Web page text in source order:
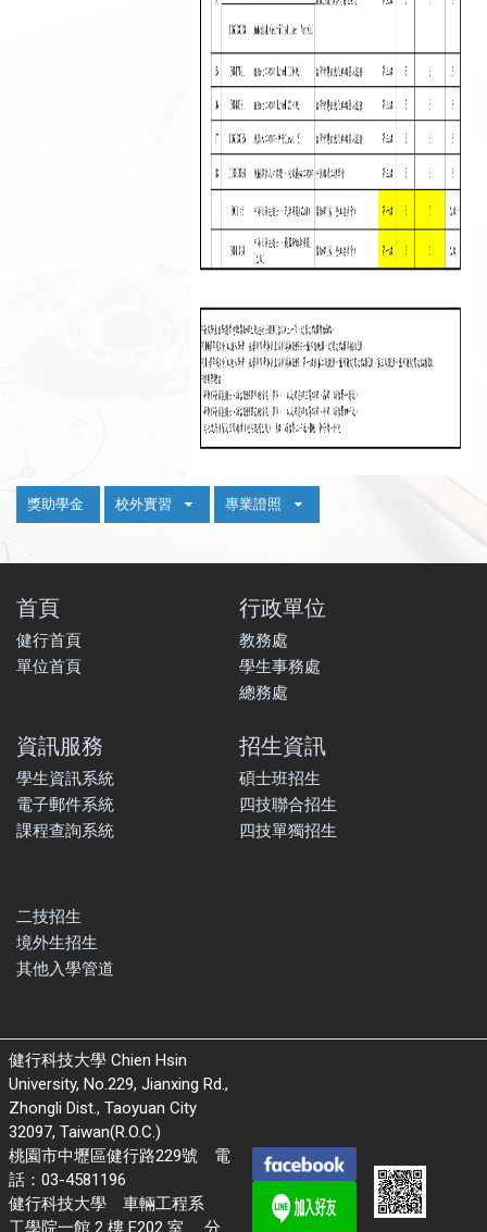
獎助學金 校外實習 專業證照
首頁
健行首頁
單位首頁
行政單位
教務處
學生事務處
總務處
資訊服務
學生資訊系統
電子郵件系統
課程查詢系統
招生資訊
碩士班招生
四技聯合招生
四技單獨招生
二技招生
境外生招生
其他入學管道
健行科技大學 Chien Hsin
University, No.229, Jianxing Rd.,
Zhongli Dist., Taoyuan City
32097, Taiwan(R.O.C.)
桃園市中壢區健行路229號 電
話：03-4581196
健行科技大學 車輛工程系
工學院一館 2 樓 E202 室 分